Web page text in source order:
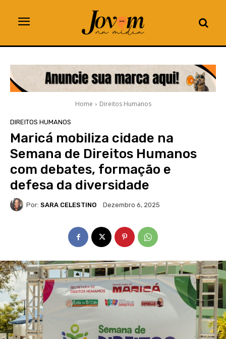
Home Direitos Humanos
DIREITOS HUMANOS
Maricá mobiliza cidade na
Semana de Direitos Humanos
com debates, formação e
defesa da diversidade
Por: SARA CELESTINO Dezembro 6, 2025